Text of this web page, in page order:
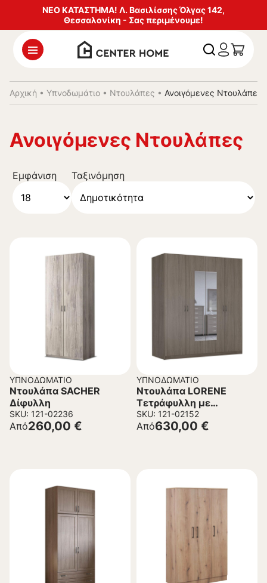
ΝΕΟ ΚΑΤΑΣΤΗΜΑ! Λ. Βασιλίσσης Όλγας 142,
Θεσσαλονίκη - Σας περιμένουμε!
Αρχική • Υπνοδωμάτιο • Ντουλάπες • Ανοιγόμενες Ντουλάπες
Ανοιγόμενες Ντουλάπες
Εμφάνιση Ταξινόμηση
ΥΠΝΟΔΩΜΆΤΙΟ
Ντουλάπα SACHER
Δίφυλλη
SKU: 121-02236
Από260,00 €
ΥΠΝΟΔΩΜΆΤΙΟ
Ντουλάπα LORENE
Τετράφυλλη με
Καθρέπτη
SKU: 121-02152
Από630,00 €